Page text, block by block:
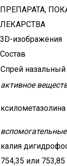
ПРЕПАРАТА,
ЛЕКАРСТВА
3D-изображения
Состав
Спрей назальный
активное
калия
754,35 или